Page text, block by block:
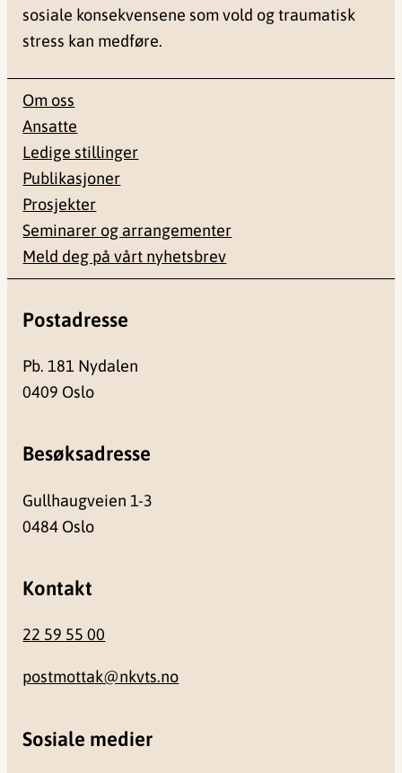
sosiale konsekvensene som vold og traumatisk
stress kan medføre.
Om oss
Ansatte
Ledige stillinger
Publikasjoner
Prosjekter
Seminarer og arrangementer
Meld deg på vårt nyhetsbrev
Postadresse
Pb. 181 Nydalen
0409 Oslo
Besøksadresse
Gullhaugveien 1-3
0484 Oslo
Kontakt
22 59 55 00
postmottak@nkvts.no
Sosiale medier